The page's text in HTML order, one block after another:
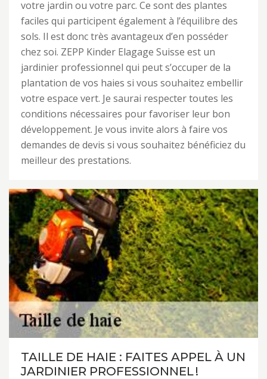
votre jardin ou votre parc. Ce sont des plantes
faciles qui participent également à l’équilibre des
sols. Il est donc très avantageux d’en posséder
chez soi. ZEPP Kinder Elagage Suisse est un
jardinier professionnel qui peut s’occuper de la
plantation de vos haies si vous souhaitez embellir
votre espace vert. Je saurai respecter toutes les
conditions nécessaires pour favoriser leur bon
développement. Je vous invite alors à faire vos
demandes de devis si vous souhaitez bénéficiez du
meilleur des prestations.
TAILLE DE HAIE : FAITES APPEL À UN
JARDINIER PROFESSIONNEL !